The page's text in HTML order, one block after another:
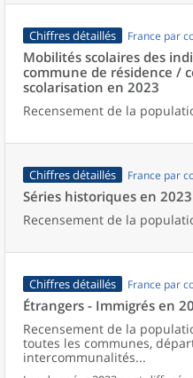
Chiffres détaillés France par
Mobilités scolaires des
commune de résidence /
scolarisation en 2023
Recensement de la
Chiffres détaillés France par
Séries historiques en 2023
Recensement de la
Chiffres détaillés France par
Étrangers - Immigrés en
Recensement de la
toutes les communes,
intercommunalités...